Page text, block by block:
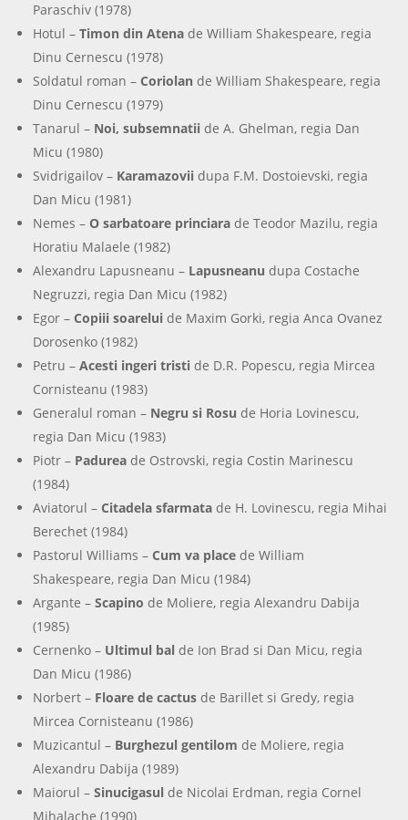
Paraschiv (1978)
Hotul –Timon din Atena de William Shakespeare, regia
Dinu Cernescu (1978)
Soldatul roman – Coriolan de William Shakespeare, regia
Dinu Cernescu (1979)
Tanarul – Noi, subsemnatii de A. Ghelman, regia Dan
Micu (1980)
Svidrigailov – Karamazovii dupa F.M. Dostoievski, regia
Dan Micu (1981)
Nemes – O sarbatoare princiara de Teodor Mazilu, regia
Horatiu Malaele (1982)
Alexandru Lapusneanu – Lapusneanu dupa Costache
Negruzzi, regia Dan Micu (1982)
Egor – Copiii soarelui de Maxim Gorki, regia Anca Ovanez
Dorosenko (1982)
Petru –Acesti ingeri tristi de D.R. Popescu, regia Mircea
Cornisteanu (1983)
Generalul roman – Negru si Rosu de Horia Lovinescu,
regia Dan Micu (1983)
Piotr – Padurea de Ostrovski, regia Costin Marinescu
(1984)
Aviatorul – Citadela sfarmata de H. Lovinescu, regia Mihai
Berechet (1984)
Pastorul Williams – Cum va place de William
Shakespeare, regia Dan Micu (1984)
Argante –Scapino de Moliere, regia Alexandru Dabija
(1985)
Cernenko – Ultimul bal de Ion Brad si Dan Micu, regia
Dan Micu (1986)
Norbert – Floare de cactus de Barillet si Gredy, regia
Mircea Cornisteanu (1986)
Muzicantul – Burghezul gentilom de Moliere, regia
Alexandru Dabija (1989)
Maiorul –Sinucigasul de Nicolai Erdman, regia Cornel
Mihalache (1990)